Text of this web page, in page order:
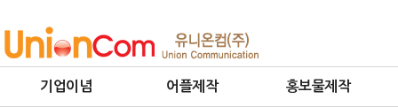
기업이념 어플제작 홍보물제작